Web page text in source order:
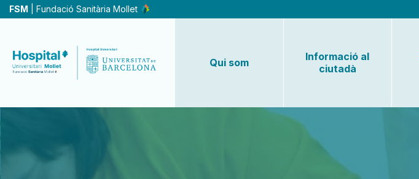
Vés
al
FSM | Fundació Sanitària Mollet
Qui som
Informació al
ciutadà